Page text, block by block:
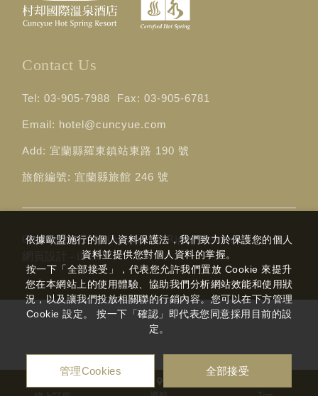
Contact Us
Tel: 03-905-7988 Fax: 03-905-6781
Email: hotel@cuncyue.com
Add: 宜蘭縣羅東鎮站東路 190 號
旅館編號: 宜蘭縣旅館 246 號
Copyright © 2026 CuncyueAll Rights Reserved.
iBest
依據歐盟施行的個人資料保護法，我們致力於保護您的個人
資料並提供您對個人資料的掌握。
按一下「全部接受」，代表您允許我們置放 Cookie 來提升
您在本網站上的使用體驗、協助我們分析網站效能和使用狀
況，以及讓我們投放相關聯的行銷內容。您可以在下方管理
Cookie 設定。 按一下「確認」即代表您同意採用目前的設
定。
管理Cookies 全部接受